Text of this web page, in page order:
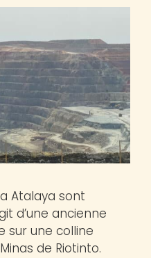
Atalaya sont
d’une ancienne
sur une colline
de Riotinto.